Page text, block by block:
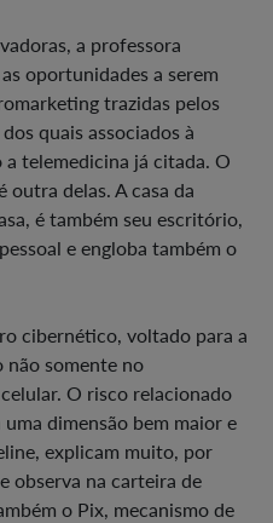
a professora
oportunidades a serem
trazidas pelos
quais associados à
telemedicina já citada. O
delas. A casa da
é também seu escritório,
e engloba também o
cibernético, voltado para a
não somente no
O risco relacionado
dimensão bem maior e
explicam muito, por
observa na carteira de
o Pix, mecanismo de